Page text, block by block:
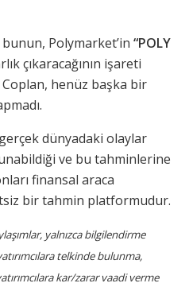
bunun, Polymarket’in “POLY
çıkaracağının işareti
henüz başka bir
dünyadaki olaylar
ve bu tahminlerine
finansal araca
bir tahmin platformudur.
yalnızca bilgilendirme
telkinde bulunma,
kar/zarar vaadi verme